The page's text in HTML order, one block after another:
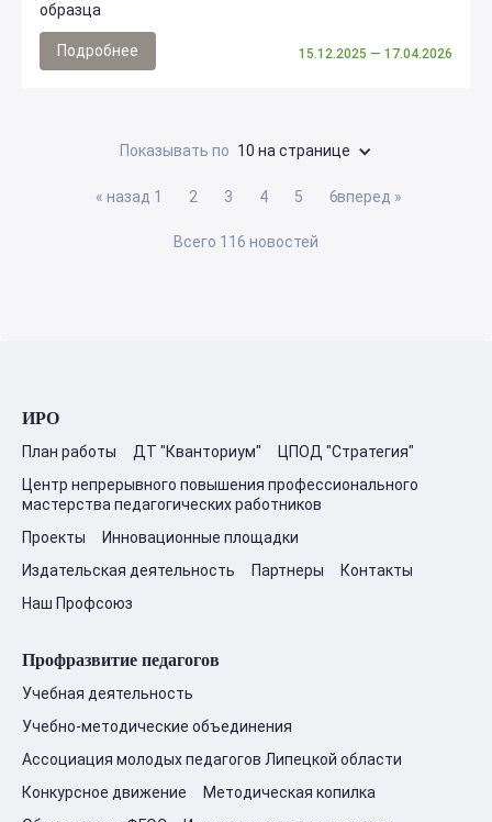
образца
Подробнее 15.12.2025 — 17.04.2026
Показывать по 10 на странице
« назад 1 2 3 4 5 6вперед »
Всего 116 новостей
ИРО
План работы ДТ "Кванториум"
ЦПОД "Стратегия"
Центр непрерывного повышения профессионального
мастерства педагогических работников
Проекты
Инновационные площадки
Издательская деятельность
Партнеры
Контакты
Наш Профсоюз
Профразвитие педагогов
Учебная деятельность
Учебно-методические объединения
Ассоциация молодых педагогов Липецкой области
Конкурсное движение
Методическая копилка